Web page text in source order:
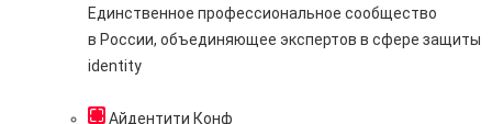
Единственное профессиональное сообщество
в России, объединяющее экспертов в сфере защиты
identity
Айдентити Конф